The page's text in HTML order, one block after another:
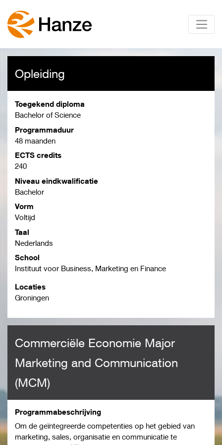
Opleiding
Toegekend diploma
Bachelor of Science
Programmaduur
48 maanden
ECTS credits
240
Niveau eindkwalificatie
Bachelor
Vorm
Voltijd
Taal
Nederlands
School
Instituut voor Business, Marketing en Finance
Locaties
Groningen
Commerciële Economie Major
Marketing and Communication
(MCM)
Programmabeschrijving
Om de geïntegreerde competenties op het gebied van
marketing, sales, organisatie en communicatie te